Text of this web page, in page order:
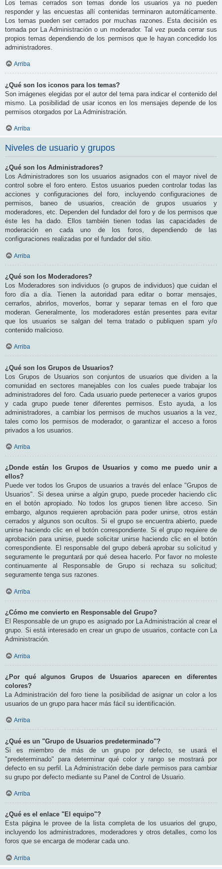
Los temas cerrados son temas donde los usuarios ya no pueden
responder y las encuestas allí contenidas terminaron automáticamente.
Los temas pueden ser cerrados por muchas razones. Esta decisión es
tomada por La Administración o un moderador. Tal vez pueda cerrar sus
propios temas dependiendo de los permisos que le hayan concedido los
administradores.
Arriba
¿Qué son los iconos para los temas?
Son imágenes elegidas por el autor del tema para indicar el contenido del
mismo. La posibilidad de usar iconos en los mensajes depende de los
permisos otorgados por La Administración.
Arriba
Niveles de usuario y grupos
¿Qué son los Administradores?
Los Administradores son los usuarios asignados con el mayor nivel de
control sobre el foro entero. Estos usuarios pueden controlar todas las
acciones y configuraciones del foro, incluyendo configuraciones de
permisos, baneo de usuarios, creación de grupos usuarios y
moderadores, etc. Dependen del fundador del foro y de los permisos que
éste les ha dado. Ellos también tienen todas las capacidades de
moderación en cada uno de los foros, dependiendo de las
configuraciones realizadas por el fundador del sitio.
Arriba
¿Qué son los Moderadores?
Los Moderadores son individuos (o grupos de individuos) que cuidan el
foro día a día. Tienen la autoridad para editar o borrar mensajes,
cerrarlos, abrirlos, moverlos, borrar y separar temas en el foro que
moderan. Generalmente, los moderadores están presentes para evitar
que los usuarios se salgan del tema tratado o publiquen spam y/o
contenido malicioso.
Arriba
¿Qué son los Grupos de Usuarios?
Los Grupos de Usuarios son conjuntos de usuarios que dividen a la
comunidad en sectores manejables con los cuales puede trabajar los
administradores del foro. Cada usuario puede pertenecer a varios grupos
y cada grupo puede tener diferentes permisos. Esto ayuda, a los
administradores, a cambiar los permisos de muchos usuarios a la vez,
tales como los permisos de moderador, o garantizar el acceso a foros
privados a los usuarios.
Arriba
¿Donde están los Grupos de Usuarios y como me puedo unir a
ellos?
Puede ver todos los Grupos de usuarios a través del enlace "Grupos de
Usuarios". Si desea unirse a algún grupo, puede proceder haciendo clic
en el botón apropiado. No todos los grupos tienen libre acceso. Sin
embargo, algunos requieren aprobación para poder unirse, otros están
cerrados y algunos son ocultos. Si el grupo se encuentra abierto, puede
unirse haciendo clic en el botón correspondiente. Si el grupo requiere de
aprobación para unirse, puede solicitar unirse haciendo clic en el botón
correspondiente. El responsable del grupo deberá aprobar su solicitud y
seguramente le preguntará por qué desea hacerlo. Por favor no moleste
continuamente al Responsable de Grupo si rechaza su solicitud;
seguramente tenga sus razones.
Arriba
¿Cómo me convierto en Responsable del Grupo?
El Responsable de un grupo es asignado por La Administración al crear el
grupo. Si está interesado en crear un grupo de usuarios, contacte con La
Administración.
Arriba
¿Por qué algunos Grupos de Usuarios aparecen en diferentes
colores?
La Administración del foro tiene la posibilidad de asignar un color a los
usuarios de un grupo para hacer más fácil su identificación.
Arriba
¿Qué es un "Grupo de Usuarios predeterminado"?
Si es miembro de más de un grupo por defecto, se usará el
"predeterminado" para determinar qué color y rango se mostrará por
defecto en su perfil. La Administración debe darle permisos para cambiar
su grupo por defecto mediante su Panel de Control de Usuario.
Arriba
¿Qué es el enlace "El equipo"?
Esta página le provee de la lista completa de los usuarios del grupo,
incluyendo los administradores, moderadores y otros detalles, como los
foros que se encarga de moderar cada uno.
Arriba